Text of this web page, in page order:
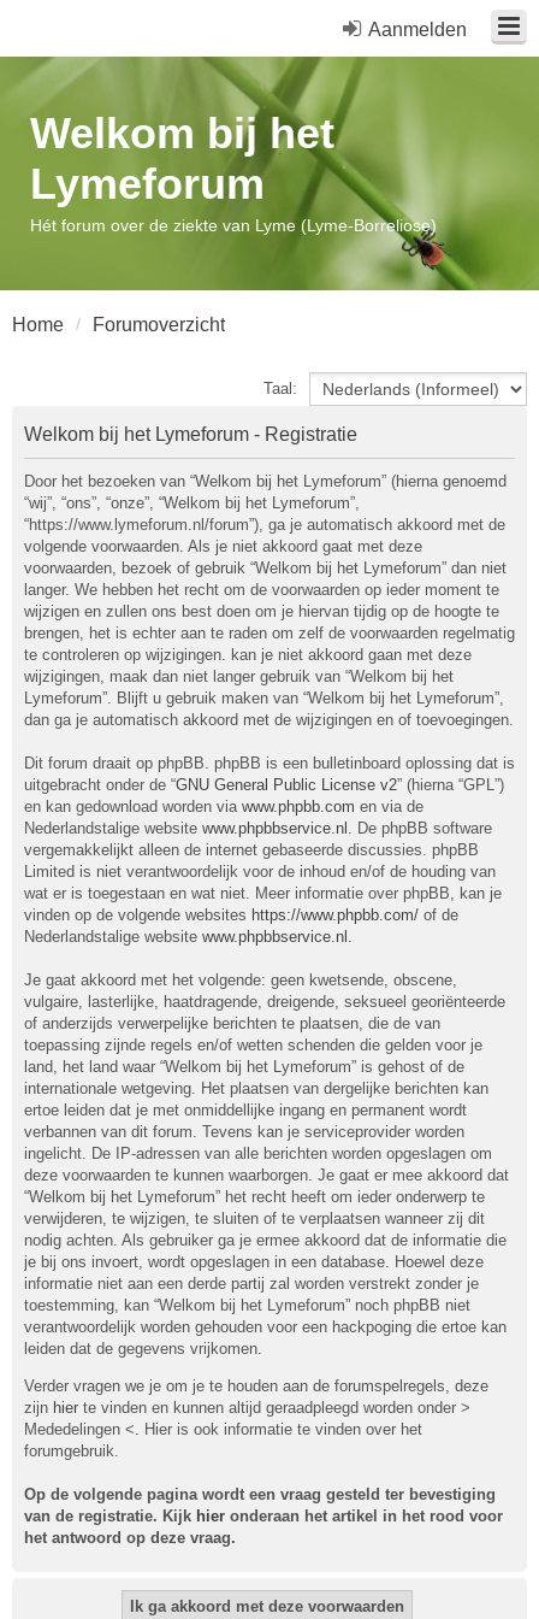
Aanmelden
Welkom bij het
Lymeforum
Hét forum over de ziekte van Lyme (Lyme-Borreliose)
Home Forumoverzicht
Taal:
Welkom bij het Lymeforum - Registratie
Door het bezoeken van “Welkom bij het Lymeforum” (hierna genoemd
“wij”, “ons”, “onze”, “Welkom bij het Lymeforum”,
“https://www.lymeforum.nl/forum”), ga je automatisch akkoord met de
volgende voorwaarden. Als je niet akkoord gaat met deze
voorwaarden, bezoek of gebruik “Welkom bij het Lymeforum” dan niet
langer. We hebben het recht om de voorwaarden op ieder moment te
wijzigen en zullen ons best doen om je hiervan tijdig op de hoogte te
brengen, het is echter aan te raden om zelf de voorwaarden regelmatig
te controleren op wijzigingen. kan je niet akkoord gaan met deze
wijzigingen, maak dan niet langer gebruik van “Welkom bij het
Lymeforum”. Blijft u gebruik maken van “Welkom bij het Lymeforum”,
dan ga je automatisch akkoord met de wijzigingen en of toevoegingen.
Dit forum draait op phpBB. phpBB is een bulletinboard oplossing dat is
uitgebracht onder de “GNU General Public License v2” (hierna “GPL”)
en kan gedownload worden via www.phpbb.com en via de
Nederlandstalige website www.phpbbservice.nl . De phpBB software
vergemakkelijkt alleen de internet gebaseerde discussies. phpBB
Limited is niet verantwoordelijk voor de inhoud en/of de houding van
wat er is toegestaan en wat niet. Meer informatie over phpBB, kan je
vinden op de volgende websites https://www.phpbb.com/ of de
Nederlandstalige website www.phpbbservice.nl .
Je gaat akkoord met het volgende: geen kwetsende, obscene,
vulgaire, lasterlijke, haatdragende, dreigende, seksueel georiënteerde
of anderzijds verwerpelijke berichten te plaatsen, die de van
toepassing zijnde regels en/of wetten schenden die gelden voor je
land, het land waar “Welkom bij het Lymeforum” is gehost of de
internationale wetgeving. Het plaatsen van dergelijke berichten kan
ertoe leiden dat je met onmiddellijke ingang en permanent wordt
verbannen van dit forum. Tevens kan je serviceprovider worden
ingelicht. De IP-adressen van alle berichten worden opgeslagen om
deze voorwaarden te kunnen waarborgen. Je gaat er mee akkoord dat
“Welkom bij het Lymeforum” het recht heeft om ieder onderwerp te
verwijderen, te wijzigen, te sluiten of te verplaatsen wanneer zij dit
nodig achten. Als gebruiker ga je ermee akkoord dat de informatie die
je bij ons invoert, wordt opgeslagen in een database. Hoewel deze
informatie niet aan een derde partij zal worden verstrekt zonder je
toestemming, kan “Welkom bij het Lymeforum” noch phpBB niet
verantwoordelijk worden gehouden voor een hackpoging die ertoe kan
leiden dat de gegevens vrijkomen.
Verder vragen we je om je te houden aan de forumspelregels, deze
zijn hier te vinden en kunnen altijd geraadpleegd worden onder >
Mededelingen <. Hier is ook informatie te vinden over het
forumgebruik.
Op de volgende pagina wordt een vraag gesteld ter bevestiging
van de registratie. Kijk hier onderaan het artikel in het rood voor
het antwoord op deze vraag.